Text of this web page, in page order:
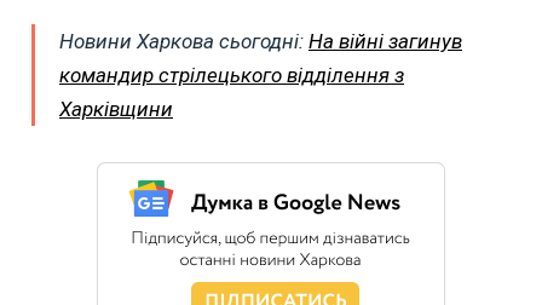
Новини Харкова сьогодні: На війні загинув
командир стрілецького відділення з
Харківщини